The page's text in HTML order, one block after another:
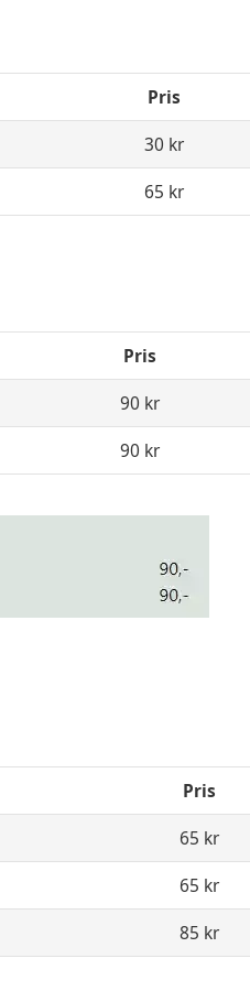
Pris
30 kr
65 kr
Pris
90 kr
90 kr
Pris
65 kr
65 kr
85 kr